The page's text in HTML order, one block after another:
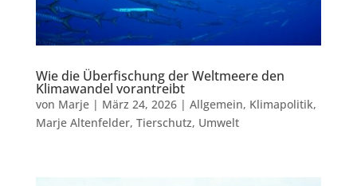
Wie die Überfischung der Weltmeere den
Klimawandel vorantreibt
von Marje| März 24, 2026| Allgemein, Klimapolitik,
Marje Altenfelder, Tierschutz, Umwelt